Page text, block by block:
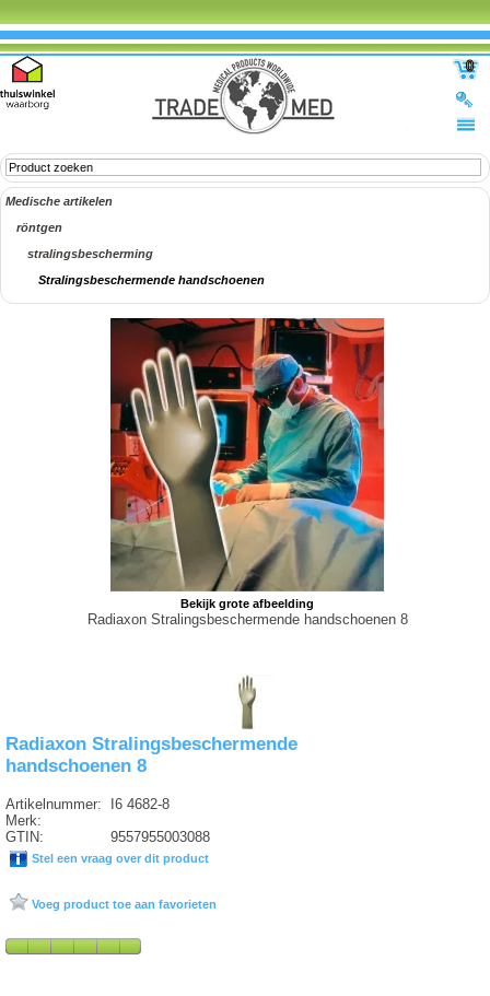
0
Medische artikelen
röntgen
stralingsbescherming
Stralingsbeschermende handschoenen
Bekijk grote afbeelding
Radiaxon Stralingsbeschermende handschoenen 8
Radiaxon Stralingsbeschermende
handschoenen 8
Artikelnummer:
Merk:
GTIN:
I6 4682-8
9557955003088
Stel een vraag over dit product
Voeg product toe aan favorieten